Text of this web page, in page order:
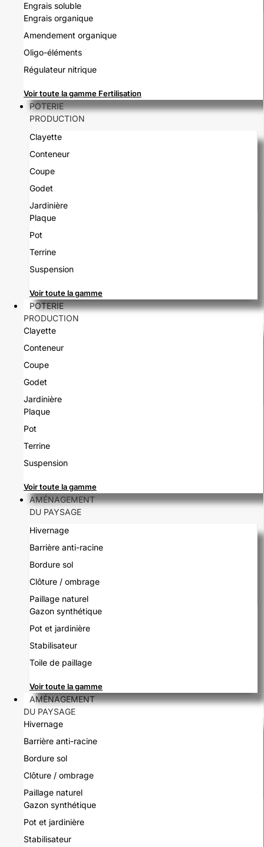
Engrais soluble
Engrais organique
Amendement organique
Oligo-éléments
Régulateur nitrique
Voir toute la gamme Fertilisation
POTERIE
PRODUCTION
Clayette
Conteneur
Coupe
Godet
Jardinière
Plaque
Pot
Terrine
Suspension
Voir toute la gamme
POTERIE
PRODUCTION
Clayette
Conteneur
Coupe
Godet
Jardinière
Plaque
Pot
Terrine
Suspension
Voir toute la gamme
AMÉNAGEMENT
DU PAYSAGE
Hivernage
Barrière anti-racine
Bordure sol
Clôture / ombrage
Paillage naturel
Gazon synthétique
Pot et jardinière
Stabilisateur
Toile de paillage
Voir toute la gamme
AMÉNAGEMENT
DU PAYSAGE
Hivernage
Barrière anti-racine
Bordure sol
Clôture / ombrage
Paillage naturel
Gazon synthétique
Pot et jardinière
Stabilisateur